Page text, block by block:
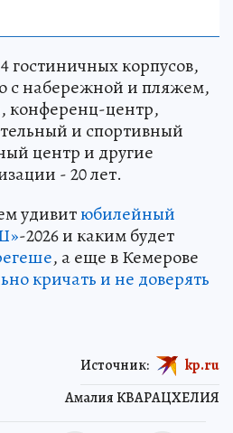
гостиничных корпусов,
с набережной и пляжем,
конференц-центр,
и спортивный
центр и другие
- 20 лет.
удивитюбилейный
-2026 и каким будет
, а еще в Кемерове
кричать и не доверять
Амалия КВАРАЦХЕЛИЯ
Источник: kp.ru